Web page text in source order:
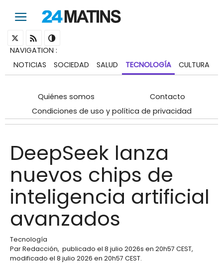
NAVIGATION :
NOTICIAS
SOCIEDAD SALUD TECNOLOGÍA CULTURA
Quiénes somos
Contacto
Condiciones de uso y política de privacidad
DeepSeek lanza
nuevos chips de
inteligencia artificial
avanzados
Tecnología
ParRedacción, publicado el 8 julio 2026s en 20h57 CEST,
modificado el 8 julio 2026 en 20h57 CEST.